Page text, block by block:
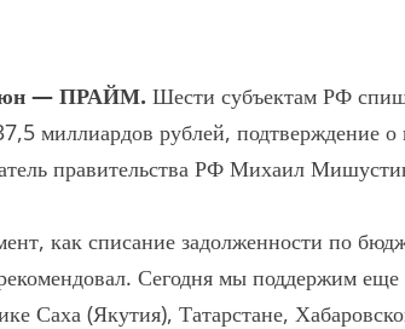
— ПРАЙМ. Шести субъектам РФ
миллиардов рублей, подтверждение
правительства РФ Михаил
как списание задолженности по
Сегодня мы поддержим
Саха (Якутия), Татарстане,